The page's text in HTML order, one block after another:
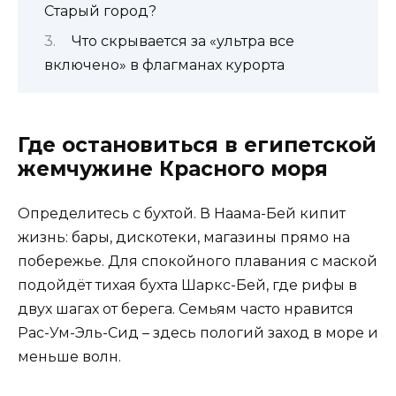
Старый город?
Что скрывается за «ультра все
включено» в флагманах курорта
Где остановиться в египетской
жемчужине Красного моря
Определитесь с бухтой. В Наама-Бей кипит
жизнь: бары, дискотеки, магазины прямо на
побережье. Для спокойного плавания с маской
подойдёт тихая бухта Шаркс-Бей, где рифы в
двух шагах от берега. Семьям часто нравится
Рас-Ум-Эль-Сид – здесь пологий заход в море и
меньше волн.